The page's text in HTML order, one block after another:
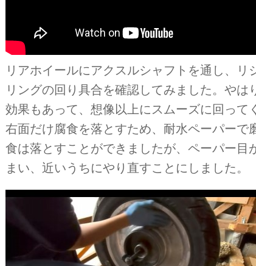
リアホイールにアクスルシャフトを通し、リ
リングの回り具合を確認してみました。やは
効果もあって、想像以上にスムーズに回って
右面だけ腐食を落とすため、耐水ペーパーで
食は落とすことができましたが、ペーパー目
まい、近いうちにやり直すことにしました。